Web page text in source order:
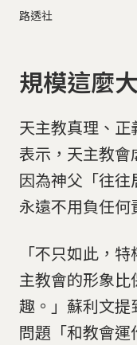
路透社
規模這麼
天主教真理、
表示，天主教會
因為神父「往
永遠不用負任何
「不只如此，
主教會的形象
趣。」蘇利文提
問題「和教會運